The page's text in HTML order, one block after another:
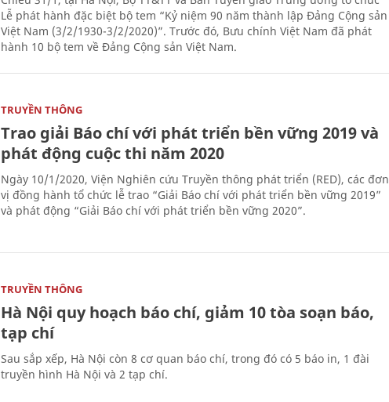
Lễ phát hành đặc biệt bộ tem “Kỷ niệm 90 năm thành lập Đảng Cộng sản
Việt Nam (3/2/1930-3/2/2020)”. Trước đó, Bưu chính Việt Nam đã phát
hành 10 bộ tem về Đảng Cộng sản Việt Nam.
TRUYỀN THÔNG
Trao giải Báo chí với phát triển bền vững 2019 và
phát động cuộc thi năm 2020
Ngày 10/1/2020, Viện Nghiên cứu Truyền thông phát triển (RED), các đơn
vị đồng hành tổ chức lễ trao “Giải Báo chí với phát triển bền vững 2019”
và phát động “Giải Báo chí với phát triển bền vững 2020”.
TRUYỀN THÔNG
Hà Nội quy hoạch báo chí, giảm 10 tòa soạn báo,
tạp chí
Sau sắp xếp, Hà Nội còn 8 cơ quan báo chí, trong đó có 5 báo in, 1 đài
truyền hình Hà Nội và 2 tạp chí.